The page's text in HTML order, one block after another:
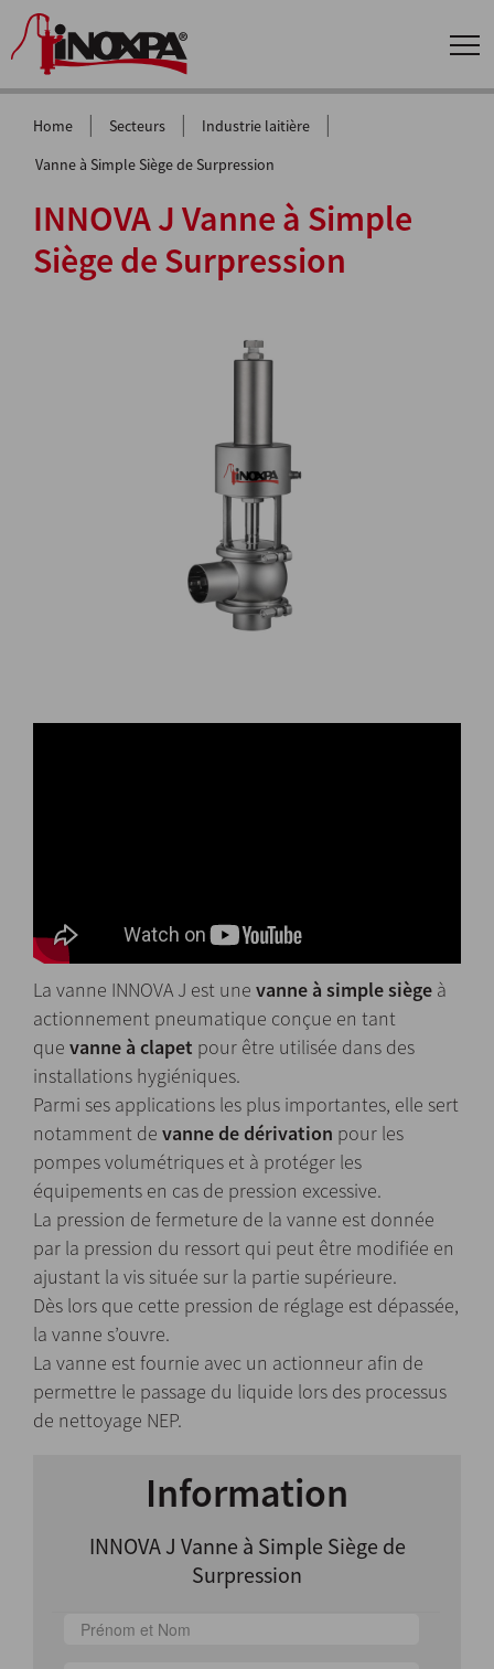
Home | Secteurs | Industrie laitière |
Vanne à Simple Siège de Surpression
INNOVA J Vanne à Simple
Siège de Surpression
La vanne INNOVA J est une vanne à simple siège à
actionnement pneumatique conçue en tant
que vanne à clapet pour être utilisée dans des
installations hygiéniques.
Parmi ses applications les plus importantes, elle sert
notamment de vanne de dérivation pour les
pompes volumétriques et à protéger les
équipements en cas de pression excessive.
La pression de fermeture de la vanne est donnée
par la pression du ressort qui peut être modifiée en
ajustant la vis située sur la partie supérieure.
Dès lors que cette pression de réglage est dépassée,
la vanne s’ouvre.
La vanne est fournie avec un actionneur afin de
permettre le passage du liquide lors des processus
de nettoyage NEP.
Information
INNOVA J Vanne à Simple Siège de
Surpression